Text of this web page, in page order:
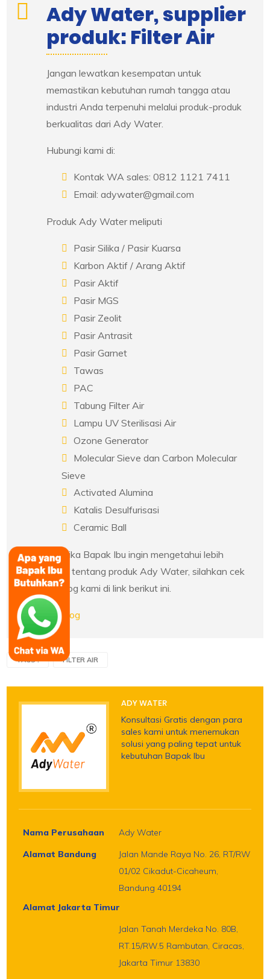
Ady Water, supplier
produk: Filter Air
Jangan lewatkan kesempatan untuk
memastikan kebutuhan rumah tangga atau
industri Anda terpenuhi melalui produk-produk
berkualitas dari Ady Water.
Hubungi kami di:
Kontak WA sales: 0812 1121 7411
Email: adywater@gmail.com
Produk Ady Water meliputi
Pasir Silika / Pasir Kuarsa
Karbon Aktif / Arang Aktif
Pasir Aktif
Pasir MGS
Pasir Zeolit
Pasir Antrasit
Pasir Garnet
Tawas
PAC
Tabung Filter Air
Lampu UV Sterilisasi Air
Ozone Generator
Molecular Sieve dan Carbon Molecular
Sieve
Activated Alumina
Katalis Desulfurisasi
Ceramic Ball
Dan jika Bapak Ibu ingin mengetahui lebih
lanjut tentang produk Ady Water, silahkan cek
katalog kami di link berikut ini.
Catalog
TAGS : FILTER AIR
ADY WATER
Konsultasi Gratis dengan para
sales kami untuk menemukan
solusi yang paling tepat untuk
kebutuhan Bapak Ibu
Nama Perusahaan
Ady Water
Alamat Bandung
Jalan Mande Raya No. 26, RT/RW
01/02 Cikadut-Cicaheum,
Bandung 40194
Alamat Jakarta Timur
Jalan Tanah Merdeka No. 80B,
RT.15/RW.5 Rambutan, Ciracas,
Jakarta Timur 13830